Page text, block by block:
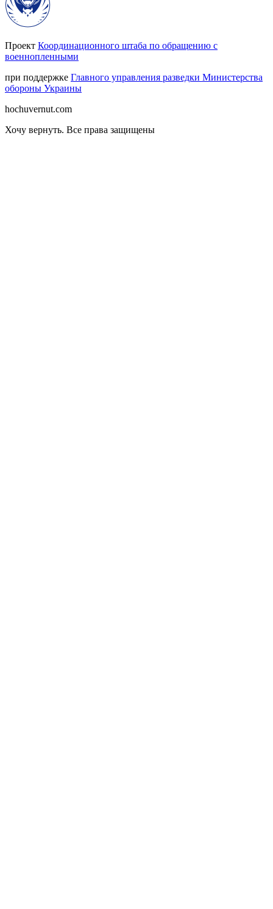
Проект Координационного штаба по обращению с
военнопленными
при поддержке Главного управления разведки Министерства
обороны Украины
hochuvernut.com
Хочу вернуть. Все права защищены